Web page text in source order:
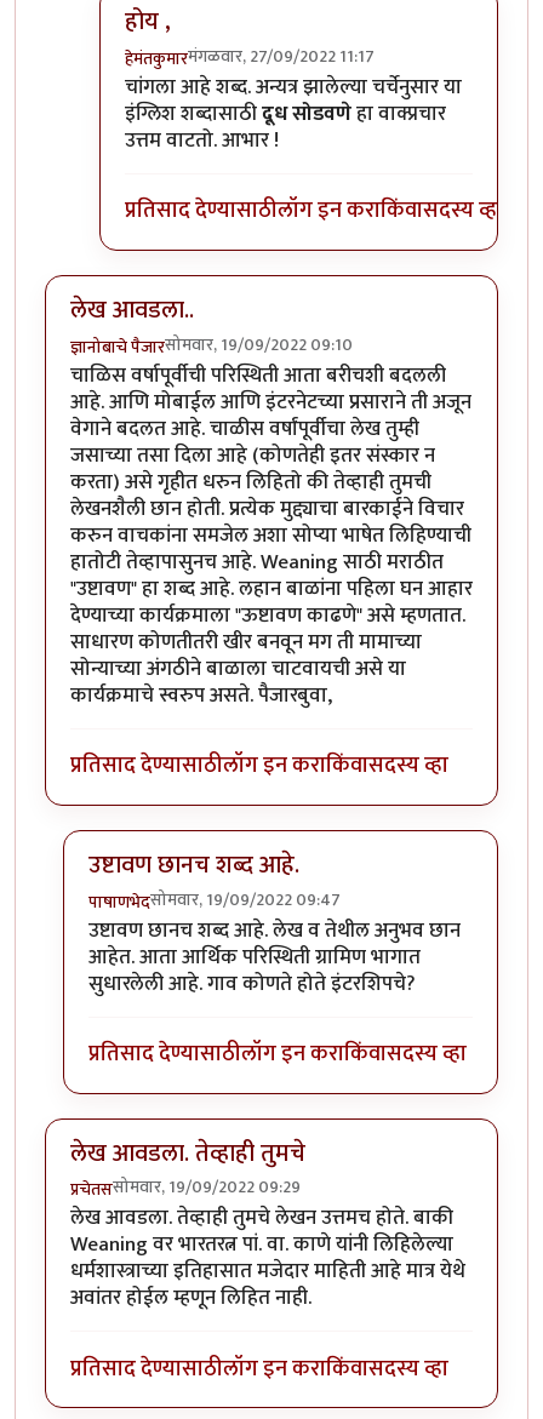
होय ,
हेमंतकुमारमंगळवार, 27/09/2022 11:17
In reply toदूधवियोग पेक्षा...bymayu4u
चांगला आहे शब्द. अन्यत्र झालेल्या चर्चेनुसार या
इंग्लिश शब्दासाठीदूध सोडवणेहा वाक्प्रचार
उत्तम वाटतो. आभार !
प्रतिसाद देण्यासाठीलॉग इन कराकिंवासदस्य व्हा
लेख आवडला..
ज्ञानोबाचे पैजारसोमवार, 19/09/2022 09:10
चाळिस वर्षापूर्वीची परिस्थिती आता बरीचशी बदलली
आहे. आणि मोबाईल आणि इंटरनेटच्या प्रसाराने ती अजून
वेगाने बदलत आहे. चाळीस वर्षांपूर्वीचा लेख तुम्ही
जसाच्या तसा दिला आहे (कोणतेही इतर संस्कार न
करता) असे गृहीत धरुन लिहितो की तेव्हाही तुमची
लेखनशैली छान होती. प्रत्येक मुद्द्याचा बारकाईने विचार
करुन वाचकांना समजेल अशा सोप्या भाषेत लिहिण्याची
हातोटी तेव्हापासुनच आहे. Weaning साठी मराठीत
"उष्टावण" हा शब्द आहे. लहान बाळांना पहिला घन आहार
देण्याच्या कार्यक्रमाला "ऊष्टावण काढणे" असे म्हणतात.
साधारण कोणतीतरी खीर बनवून मग ती मामाच्या
सोन्याच्या अंगठीने बाळाला चाटवायची असे या
कार्यक्रमाचे स्वरुप असते. पैजारबुवा,
प्रतिसाद देण्यासाठीलॉग इन कराकिंवासदस्य व्हा
उष्टावण छानच शब्द आहे.
पाषाणभेदसोमवार, 19/09/2022 09:47
In reply toलेख आवडला..byज्ञानोबाचे पैजार
उष्टावण छानच शब्द आहे. लेख व तेथील अनुभव छान
आहेत. आता आर्थिक परिस्थिती ग्रामिण भागात
सुधारलेली आहे. गाव कोणते होते इंटरशिपचे?
प्रतिसाद देण्यासाठीलॉग इन कराकिंवासदस्य व्हा
लेख आवडला. तेव्हाही तुमचे
प्रचेतससोमवार, 19/09/2022 09:29
लेख आवडला. तेव्हाही तुमचे लेखन उत्तमच होते. बाकी
Weaning वर भारतरत्न पां. वा. काणे यांनी लिहिलेल्या
धर्मशास्त्राच्या इतिहासात मजेदार माहिती आहे मात्र येथे
अवांतर होईल म्हणून लिहित नाही.
प्रतिसाद देण्यासाठीलॉग इन कराकिंवासदस्य व्हा